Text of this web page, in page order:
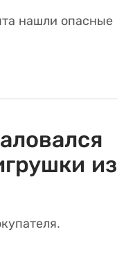
нашли опасные
из